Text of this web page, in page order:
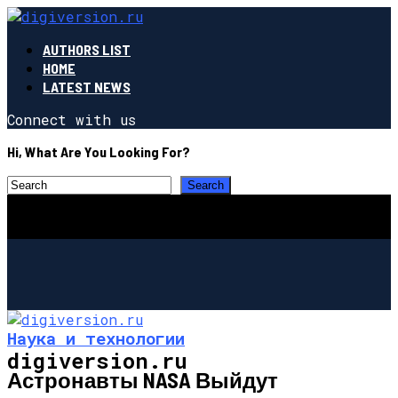
AUTHORS LIST
HOME
LATEST NEWS
Connect with us
Hi, What Are You Looking For?
digiversion.ru
Наука и технологии
Астронавты NASA Выйдут